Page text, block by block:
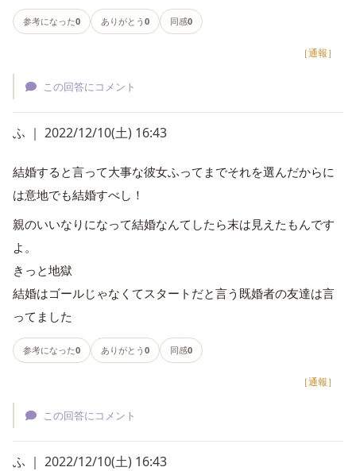
参考になった0 ありがとう 0 同感0
［通報］
この回答にコメント
ふ ｜ 2022/12/10(土) 16:43
結婚すると言って大事な彼女ふってまでそれを選んだからに
は意地でも結婚すべし！
親のいいなりになって結婚なんてしたら末は見えたもんです
よ。
きっと地獄
結婚はゴールじゃなくてスタートだと言う既婚者の友達は言
ってました
参考になった0 ありがとう 0 同感0
［通報］
この回答にコメント
ふ ｜ 2022/12/10(土) 16:43